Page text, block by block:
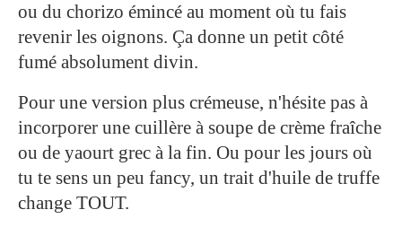
ou du chorizo émincé au moment où tu fais
revenir les oignons. Ça donne un petit côté
fumé absolument divin.
Pour une version plus crémeuse, n'hésite pas à
incorporer une cuillère à soupe de crème fraîche
ou de yaourt grec à la fin. Ou pour les jours où
tu te sens un peu fancy, un trait d'huile de truffe
change TOUT.